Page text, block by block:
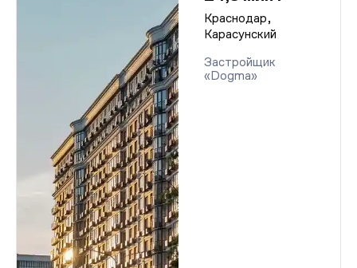
Краснодар,
Карасунский
Застройщик
«Dogma»